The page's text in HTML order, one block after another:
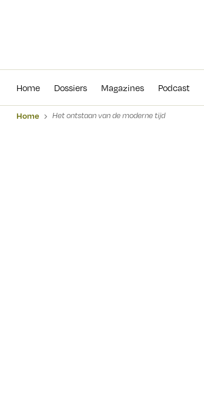
Home Dossiers Magazines Podcast
Home Het ontstaan van de moderne tijd